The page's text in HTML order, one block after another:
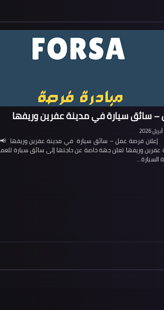
– سائق سيارة في مدينة عفرين وريفها
فرصة عمل – سائق سيارة في مدينة عفرين وريفها
عفرين وريفها تعلن جهة خاصة عن حاجتها إلى سائق سيارة
السيارة…